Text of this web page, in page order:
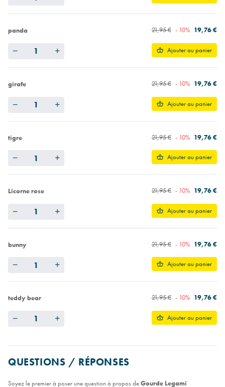
panda 21,95 € - 10% 19,76 €
Ajouter au panier
girafe 21,95 € - 10% 19,76 €
Ajouter au panier
tigre 21,95 € - 10% 19,76 €
Ajouter au panier
Licorne rose 21,95 € - 10% 19,76 €
Ajouter au panier
bunny 21,95 € - 10% 19,76 €
Ajouter au panier
teddy bear 21,95 € - 10% 19,76 €
Ajouter au panier
QUESTIONS / RÉPONSES
Soyez le premier à poser une question à propos deGourde Legami